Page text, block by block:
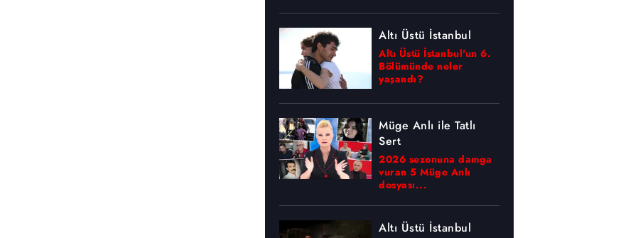
Altı Üstü İstanbul
Altı Üstü İstanbul'un 6.
Bölümünde neler
yaşandı?
Müge Anlı ile Tatlı
Sert
2026 sezonuna damga
vuran 5 Müge Anlı
dosyası...
Altı Üstü İstanbul